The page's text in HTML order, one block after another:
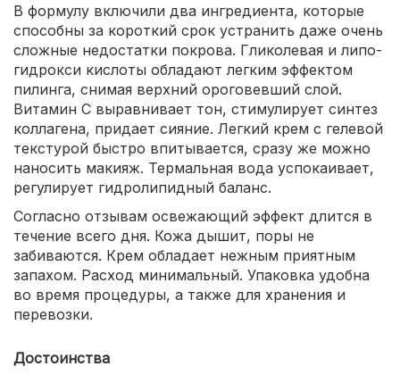
В формулу включили два ингредиента, которые
способны за короткий срок устранить даже очень
сложные недостатки покрова. Гликолевая и липо-
гидрокси кислоты обладают легким эффектом
пилинга, снимая верхний ороговевший слой.
Витамин С выравнивает тон, стимулирует синтез
коллагена, придает сияние. Легкий крем с гелевой
текстурой быстро впитывается, сразу же можно
наносить макияж. Термальная вода успокаивает,
регулирует гидролипидный баланс.
Согласно отзывам освежающий эффект длится в
течение всего дня. Кожа дышит, поры не
забиваются. Крем обладает нежным приятным
запахом. Расход минимальный. Упаковка удобна
во время процедуры, а также для хранения и
перевозки.
Достоинства